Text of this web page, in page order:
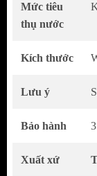
hạn chế
Mức tiêu
thụ nước
Kích thước
Lưu ý
Bảo hành
Xuất xứ